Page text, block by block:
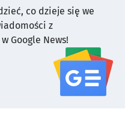
co dzieje się we
z
Google News!
serwisu